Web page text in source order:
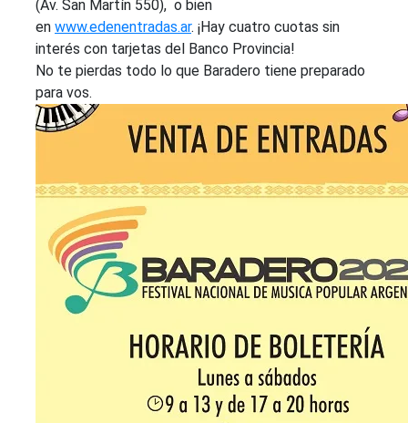
(Av. San Martín 550), o bien
en www.edenentradas.ar. ¡Hay cuatro cuotas sin
interés con tarjetas del Banco Provincia!
No te pierdas todo lo que Baradero tiene preparado
para vos.